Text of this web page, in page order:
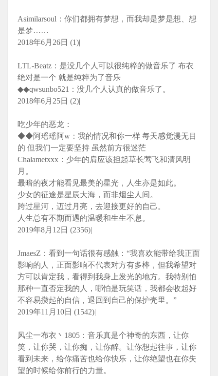
Asimilarsoul：你们都拥有梦想，而我却是梦是想、想
是梦……
2018年6月26日 (1)|
LTL-Beatz：是没几个人可以很纯粹的做音乐了 布衣
绝对是一个 就是纯粹为了音乐
◆◆qwsunbo521：没几个人认真的做音乐了。
2018年6月25日 (2)|
吃少年的恶龙：
◆◆阿瑶瑶阿w：我的情况和你一样 每天感觉漫无目
的 但我们一定要坚持 虽然前方很迷茫
Chalametxxx：少年的肩应该担起草长莺飞和清风明
月。
最暗的夜才能看见最美的星光，人生亦是如此。
少女的征途是星辰大海，而非烟尘人间。
跨过星河，迈过月亮，去迎接更好的自己。
人生总有不期而遇的温暖和生生不息。
2019年8月12日 (2356)|
JmaesZ：看到一句话很有感触：“我喜欢能带给我正面
影响的人，正面影响不代表对方有多棒，但我希望对
方可以肯定我，看得到我身上发光的地方。我特别怕
那种一直否定我的人，哪怕是玩笑话，我都会收起好
不容易攒起的自信，退回到自己的保护壳里。”
2019年11月10日 (1542)|
风尘一布衣丶1805：音乐真是个神奇的东西，让你
笑，让你哭，让你痴，让你醉。让你想起往事，让你
看到未来，给你痛苦也给你快乐，让你绝望也在你失
望的时候给你前行的力量。